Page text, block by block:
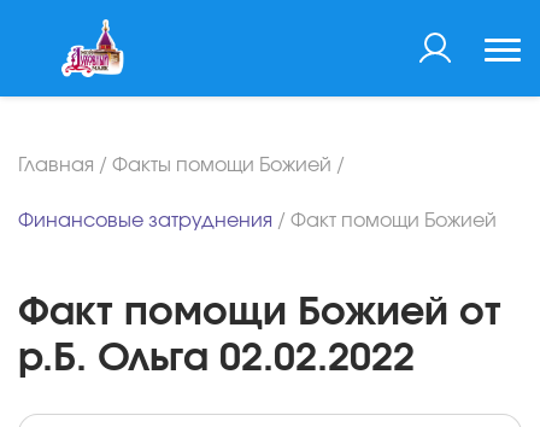
Главная / Факты помощи Божией /
Финансовые затруднения / Факт помощи Божией
Факт помощи Божией от
р.Б. Ольга 02.02.2022